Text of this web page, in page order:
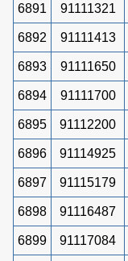
6891 91111321
6892 91111413
6893 91111650
6894 91111700
6895 91112200
6896 91114925
6897 91115179
6898 91116487
6899 91117084